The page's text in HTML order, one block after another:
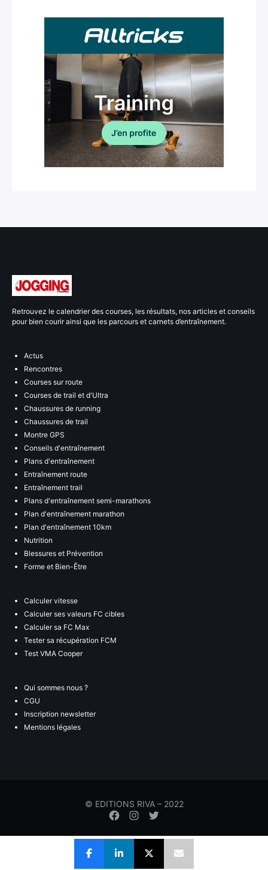
Retrouvez le calendrier des courses, les résultats, nos articles et conseils
pour bien courir ainsi que les parcours et carnets d’entraînement.
Actus
Rencontres
Courses sur route
Courses de trail et d'Ultra
Chaussures de running
Chaussures de trail
Montre GPS
Conseils d'entraînement
Plans d'entraînement
Entraînement route
Entraînement trail
Plans d'entraînement semi-marathons
Plan d'entraînement marathon
Plan d'entraînement 10km
Nutrition
Blessures et Prévention
Forme et Bien-Être
Calculer vitesse
Calculer ses valeurs FC cibles
Calculer sa FC Max
Tester sa récupération FCM
Test VMA Cooper
Qui sommes nous ?
CGU
Inscription newsletter
Mentions légales
© EDITIONS RIVA – 2022
Élément
menude
de